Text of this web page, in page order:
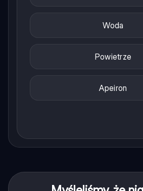
Woda
Powietrze
Apeiron